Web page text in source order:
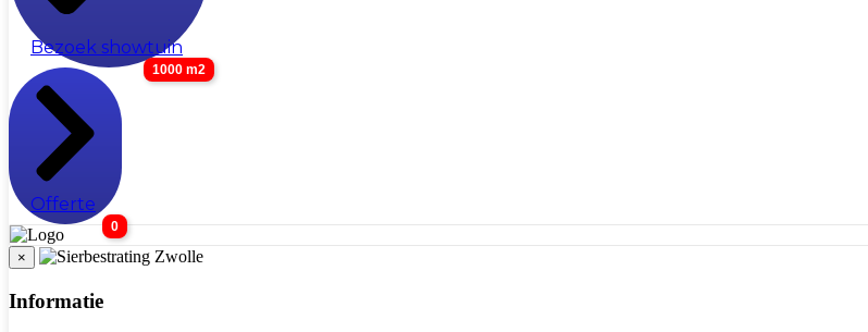
Bezoek showtuin
1000 m2
Offerte
0
×
Informatie